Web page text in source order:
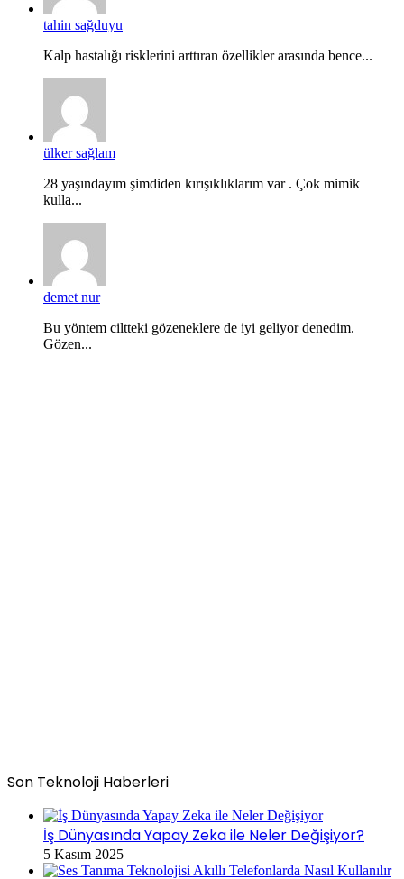
tahin sağduyu
Kalp hastalığı risklerini arttıran özellikler arasında bence...
ülker sağlam
28 yaşındayım şimdiden kırışıklıklarım var . Çok mimik
kulla...
demet nur
Bu yöntem ciltteki gözeneklere de iyi geliyor denedim.
Gözen...
Son Teknoloji Haberleri
İş Dünyasında Yapay Zeka ile Neler Değişiyor?
5 Kasım 2025